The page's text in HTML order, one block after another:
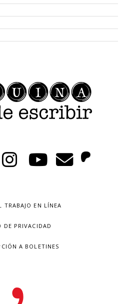
TRABAJO EN LÍNEA
DE PRIVACIDAD
A BOLETINES